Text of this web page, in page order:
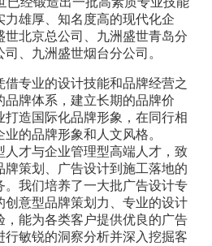
雄厚、知名度高的现代化企
世北京总公司、九洲盛世青岛分
、九洲盛世烟台分公司。
专业的设计技能和品牌经营之
牌体系，建立长期的品牌价
造国际化品牌形象，在同行相
的品牌形象和人文风格。
人才与企业管理型高端人才，致
牌策划、广告设计到施工落地的
。我们培养了一大批广告设计专
创意型品牌策划力、专业的设计
，能为各类客户提供优良的广告
行敏锐的洞察分析并深入挖掘客